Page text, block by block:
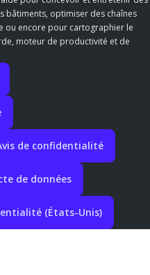
bâtiments, optimiser des chaînes
ou encore pour cartographier le
moteur de productivité et de
de confidentialité
de données
(États-Unis)